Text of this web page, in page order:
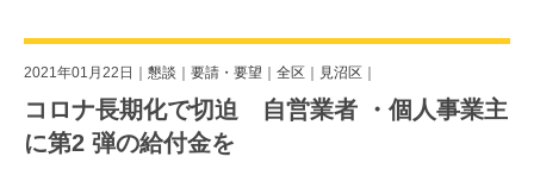
2021年01月22日｜ 懇談 要請・要望 全区 見沼区
コロナ長期化で切迫 自営業者 ・個人事業主
に第2 弾の給付金を